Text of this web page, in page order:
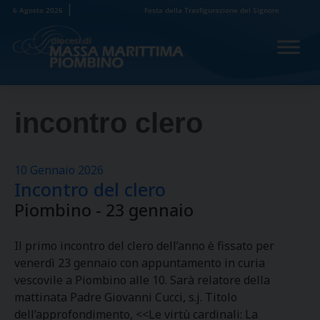
Skip
content
6 Agosto 2026 Festa della Trasfigurazione del Signore
incontro clero
10 Gennaio 2026
Incontro del clero
Piombino - 23 gennaio
Il primo incontro del clero dell’anno è fissato per
venerdì 23 gennaio con appuntamento in curia
vescovile a Piombino alle 10. Sarà relatore della
mattinata Padre Giovanni Cucci, s.j. Titolo
dell’approfondimento, <<Le virtù cardinali: La